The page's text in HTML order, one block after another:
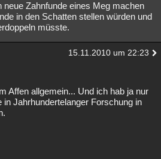
neue Zahnfunde eines Meg machen
in den Schatten stellen würden und
müsste.
15.11.2010 um 22:23
Affen allgemein... Und ich hab ja nur
in Jahrhundertelanger Forschung in